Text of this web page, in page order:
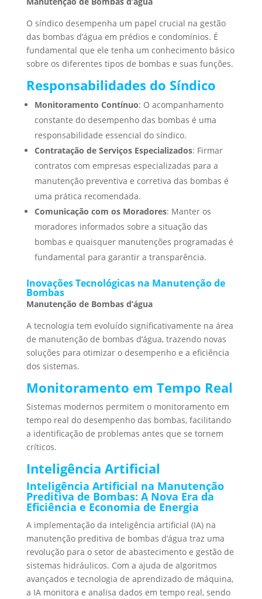
O síndico desempenha um papel crucial na gestão
das bombas d’água em prédios e condomínios. É
fundamental que ele tenha um conhecimento básico
sobre os diferentes tipos de bombas e suas funções.
Responsabilidades do Síndico
Monitoramento Contínuo: O acompanhamento
constante do desempenho das bombas é uma
responsabilidade essencial do síndico.
Contratação de Serviços Especializados: Firmar
contratos com empresas especializadas para a
manutenção preventiva e corretiva das bombas é
uma prática recomendada.
Comunicação com os Moradores: Manter os
moradores informados sobre a situação das
bombas e quaisquer manutenções programadas é
fundamental para garantir a transparência.
Inovações Tecnológicas na Manutenção de
Bombas
Manutenção de Bombas d’água
A tecnologia tem evoluído significativamente na área
de manutenção de bombas d’água, trazendo novas
soluções para otimizar o desempenho e a eficiência
dos sistemas.
Monitoramento em Tempo Real
Sistemas modernos permitem o monitoramento em
tempo real do desempenho das bombas, facilitando
a identificação de problemas antes que se tornem
críticos.
Inteligência Artificial
Inteligência Artificial na Manutenção
Preditiva de Bombas: A Nova Era da
Eficiência e Economia de Energia
A implementação da inteligência artificial (IA) na
manutenção preditiva de bombas d’água traz uma
revolução para o setor de abastecimento e gestão de
sistemas hidráulicos. Com a ajuda de algoritmos
avançados e tecnologia de aprendizado de máquina,
a IA monitora e analisa dados em tempo real, sendo